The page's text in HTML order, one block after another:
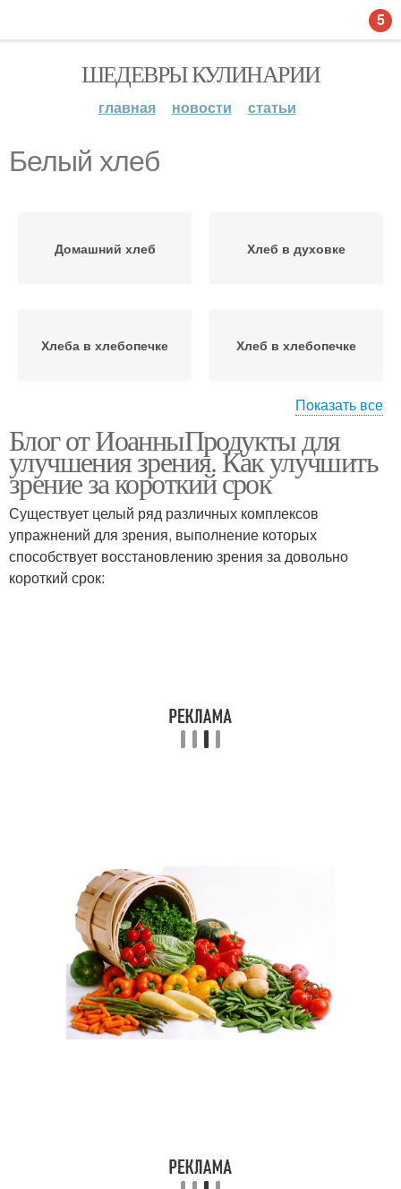
ШЕДЕВРЫ КУЛИНАРИИ
главная новости статьи
Белый хлеб
Домашний хлеб Хлеб в духовке
Хлеба в хлебопечке Хлеб в хлебопечке
Хлеба в духовке Хлеб на молоке
Бездрожжевой хлеб Хлеб на закваске
Показать все
Блог от ИоанныПродукты для
улучшения зрения. Как улучшить
зрение за короткий срок
Существует целый ряд различных комплексов
упражнений для зрения, выполнение которых
способствует восстановлению зрения за довольно
короткий срок:
5